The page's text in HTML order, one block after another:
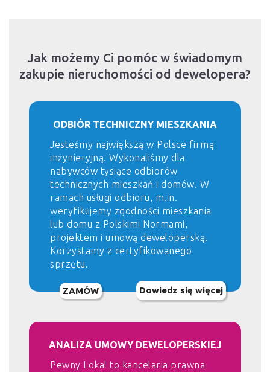
Jak możemy Ci pomóc w świadomym
zakupie nieruchomości od dewelopera?
ODBIÓR TECHNICZNY MIESZKANIA
Jesteśmy największą w Polsce firmą
inżynieryjną. Wykonaliśmy dla
nabywców tysiące odbiorów
technicznych mieszkań i domów. W
ramach usługi odbioru, m.in.
weryfikujemy zgodności mieszkania
lub domu z Polskimi Normami,
projektem i umową deweloperską.
Korzystamy z certyfikowanego
sprzętu.
ZAMÓW Dowiedz się więcej
ANALIZA UMOWY DEWELOPERSKIEJ
Pewny Lokal to kancelaria prawna